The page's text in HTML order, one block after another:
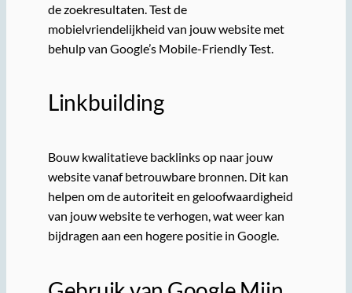
de zoekresultaten. Test de
mobielvriendelijkheid van jouw website met
behulp van Google’s Mobile-Friendly Test.
Linkbuilding
Bouw kwalitatieve backlinks op naar jouw
website vanaf betrouwbare bronnen. Dit kan
helpen om de autoriteit en geloofwaardigheid
van jouw website te verhogen, wat weer kan
bijdragen aan een hogere positie in Google.